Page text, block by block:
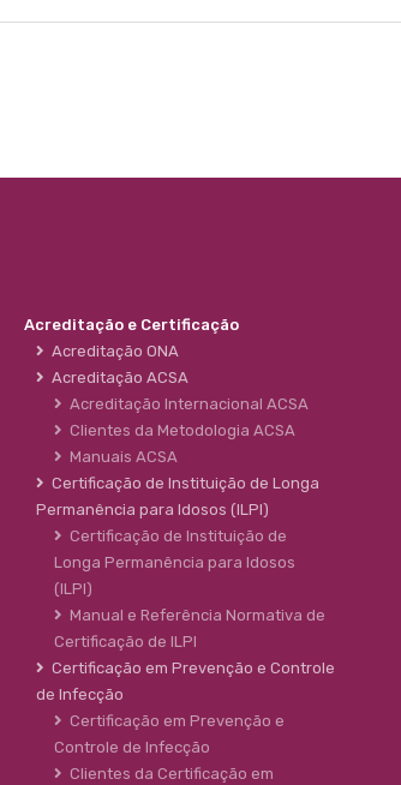
Acreditação e Certificação
Acreditação ONA
Acreditação ACSA
Acreditação Internacional ACSA
Clientes da Metodologia ACSA
Manuais ACSA
Certificação de Instituição de Longa
Permanência para Idosos (ILPI)
Certificação de Instituição de
Longa Permanência para Idosos
(ILPI)
Manual e Referência Normativa de
Certificação de ILPI
Certificação em Prevenção e Controle
de Infecção
Certificação em Prevenção e
Controle de Infecção
Clientes da Certificação em